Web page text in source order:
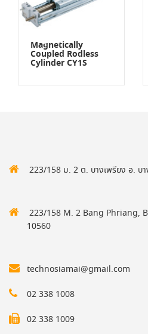
Magnetically
Coupled Rodless
Cylinder CY1S
223/158 ม. 2 ต. บางเพรียง อ. บ
223/158 M. 2 Bang Phriang,
10560
technosiamai@gmail.com
02 338 1008
02 338 1009